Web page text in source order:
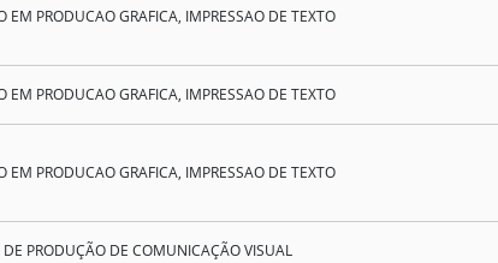
EM PRODUCAO GRAFICA, IMPRESSAO DE TEXTO
EM PRODUCAO GRAFICA, IMPRESSAO DE TEXTO
EM PRODUCAO GRAFICA, IMPRESSAO DE TEXTO
DE PRODUÇÃO DE COMUNICAÇÃO VISUAL